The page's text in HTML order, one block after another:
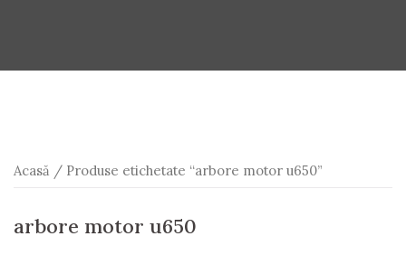
Acasă / Produse etichetate “arbore motor u650”
arbore motor u650